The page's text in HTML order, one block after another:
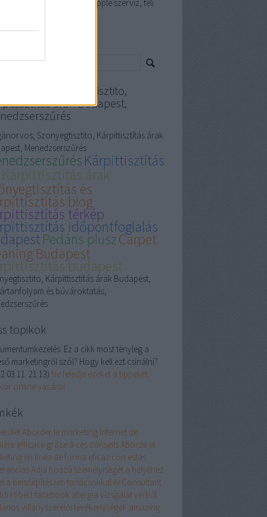
cleaning, terembérlés, apple szerviz, téli
Szonyegtisztito,
árak Budapest,
Szonyegtisztito, Kárpittisztítás árak
Menedzserszűrés
Kárpittisztítás
Kárpittisztítás árak
és
blog
térkép
időpontfoglalás
Pedáns pluszCarpet
Budapest
budapest
Kárpittisztítás árak Budapest,
és búvároktatás,
topikok
Ez a cikk most tényleg a
marketingről szól? Hogy kell ezt csinálni?
21:13) Ne feledje ezeket a tippeket,
online vásárol
Aborder le marketing Internet de
efficace grâce à ces conseilsAborde el
en línea de forma eficaz con estas
Adja hozzá személyiségét a helyéhez
a belsőépítészeti tanácsokkalAI Consultant
róbert facebook allergia vizsgálat vérből
villanyszerelői tevékenységek amazing